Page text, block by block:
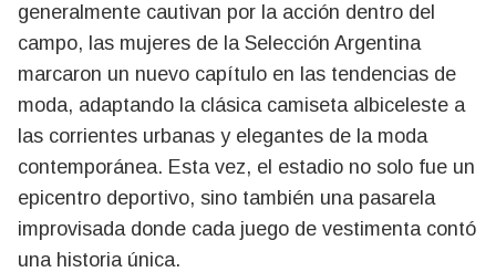
generalmente cautivan por la acción dentro del
campo, las mujeres de la Selección Argentina
marcaron un nuevo capítulo en las tendencias de
moda, adaptando la clásica camiseta albiceleste a
las corrientes urbanas y elegantes de la moda
contemporánea. Esta vez, el estadio no solo fue un
epicentro deportivo, sino también una pasarela
improvisada donde cada juego de vestimenta contó
una historia única.